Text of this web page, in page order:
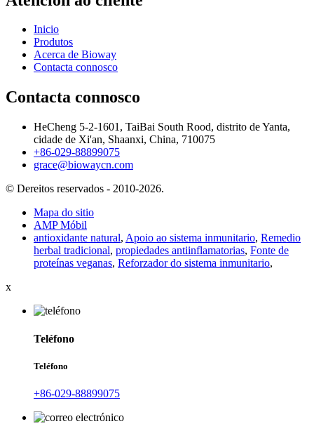
Inicio
Produtos
Acerca de Bioway
Contacta connosco
Contacta connosco
HeCheng 5-2-1601, TaiBai South Rood, distrito de Yanta,
cidade de Xi'an, Shaanxi, China, 710075
+86-029-88899075
grace@biowaycn.com
© Dereitos reservados - 2010-2026.
Mapa do sitio
AMP Móbil
antioxidante natural, Apoio ao sistema inmunitario, Remedio
herbal tradicional, propiedades antiinflamatorias, Fonte de
proteínas veganas, Reforzador do sistema inmunitario,
x
Teléfono
Teléfono
+86-029-88899075